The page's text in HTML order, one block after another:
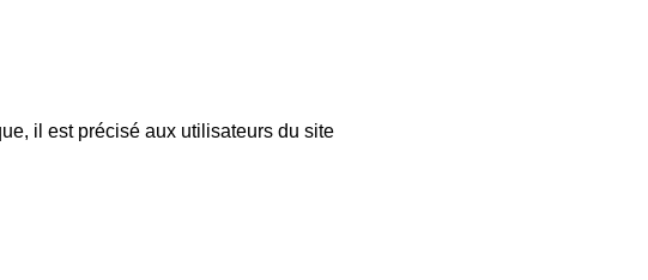
il est précisé aux utilisateurs du site